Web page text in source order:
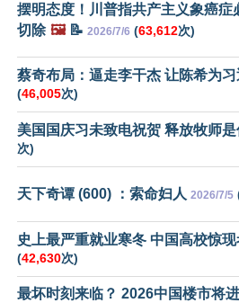
摆明态度！川普指共产主义象癌症
切除 🖼️📝 2026/7/6 (63,612次)
蔡奇布局：逼走李干杰 让陈希为
(46,005次)
美国国庆习未致电祝贺 释放牧师
次)
天下奇谭 (600) ：索命妇人 2026/7/5
史上最严重就业寒冬 中国高校惊
(42,630次)
最坏时刻来临？ 2026中国楼市将